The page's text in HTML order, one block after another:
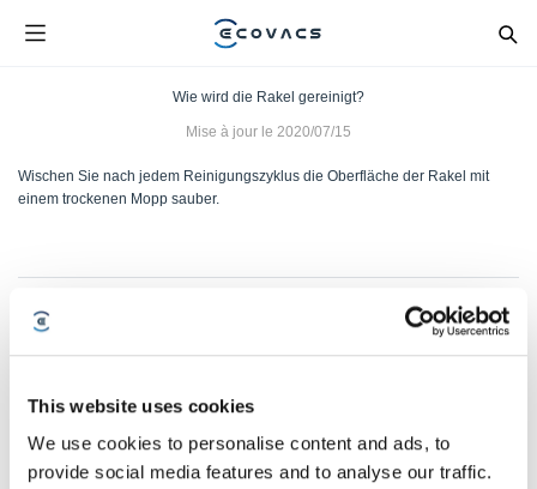
This website uses cookies
We use cookies to personalise content and ads, to
provide social media features and to analyse our traffic.
Wie wird die Rakel gereinigt?
Mise à jour le 2020/07/15
Wischen Sie nach jedem Reinigungszyklus die Oberfläche der Rakel mit
einem trockenen Mopp sauber.